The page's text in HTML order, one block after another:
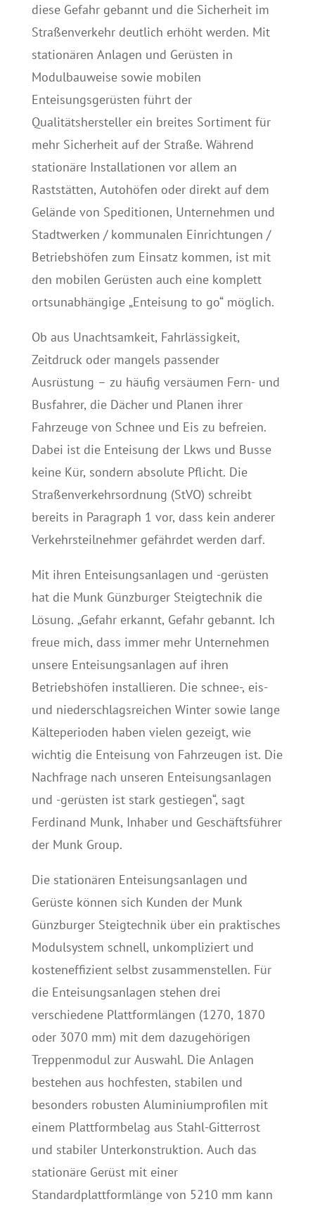
diese Gefahr gebannt und die Sicherheit im
Straßenverkehr deutlich erhöht werden. Mit
stationären Anlagen und Gerüsten in
Modulbauweise sowie mobilen
Enteisungsgerüsten führt der
Qualitätshersteller ein breites Sortiment für
mehr Sicherheit auf der Straße. Während
stationäre Installationen vor allem an
Raststätten, Autohöfen oder direkt auf dem
Gelände von Speditionen, Unternehmen und
Stadtwerken / kommunalen Einrichtungen /
Betriebshöfen zum Einsatz kommen, ist mit
den mobilen Gerüsten auch eine komplett
ortsunabhängige „Enteisung to go“ möglich.
Ob aus Unachtsamkeit, Fahrlässigkeit,
Zeitdruck oder mangels passender
Ausrüstung – zu häufig versäumen Fern- und
Busfahrer, die Dächer und Planen ihrer
Fahrzeuge von Schnee und Eis zu befreien.
Dabei ist die Enteisung der Lkws und Busse
keine Kür, sondern absolute Pflicht. Die
Straßenverkehrsordnung (StVO) schreibt
bereits in Paragraph 1 vor, dass kein anderer
Verkehrsteilnehmer gefährdet werden darf.
Mit ihren Enteisungsanlagen und -gerüsten
hat die Munk Günzburger Steigtechnik die
Lösung. „Gefahr erkannt, Gefahr gebannt. Ich
freue mich, dass immer mehr Unternehmen
unsere Enteisungsanlagen auf ihren
Betriebshöfen installieren. Die schnee-, eis-
und niederschlagsreichen Winter sowie lange
Kälteperioden haben vielen gezeigt, wie
wichtig die Enteisung von Fahrzeugen ist. Die
Nachfrage nach unseren Enteisungsanlagen
und -gerüsten ist stark gestiegen“, sagt
Ferdinand Munk, Inhaber und Geschäftsführer
der Munk Group.
Die stationären Enteisungsanlagen und
Gerüste können sich Kunden der Munk
Günzburger Steigtechnik über ein praktisches
Modulsystem schnell, unkompliziert und
kosteneffizient selbst zusammenstellen. Für
die Enteisungsanlagen stehen drei
verschiedene Plattformlängen (1270, 1870
oder 3070 mm) mit dem dazugehörigen
Treppenmodul zur Auswahl. Die Anlagen
bestehen aus hochfesten, stabilen und
besonders robusten Aluminiumprofilen mit
einem Plattformbelag aus Stahl-Gitterrost
und stabiler Unterkonstruktion. Auch das
stationäre Gerüst mit einer
Standardplattformlänge von 5210 mm kann